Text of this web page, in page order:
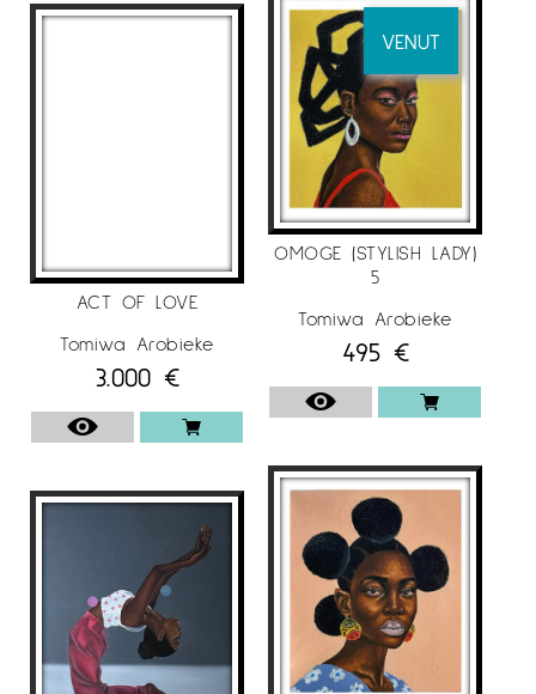
ACT OF LOVE
Tomiwa Arobieke
3.000 €
VENUT
OMOGE (STYLISH LADY)
5
Tomiwa Arobieke
495 €